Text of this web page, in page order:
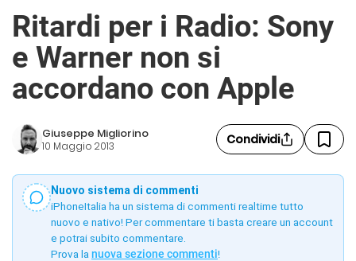
Ritardi per i Radio: Sony
e Warner non si
accordano con Apple
Giuseppe Migliorino
10 Maggio 2013 Condividi
Nuovo sistema di commenti
iPhoneItalia ha un sistema di commenti realtime tutto
nuovo e nativo! Per commentare ti basta creare un account
e potrai subito commentare.
Prova la nuova sezione commenti!